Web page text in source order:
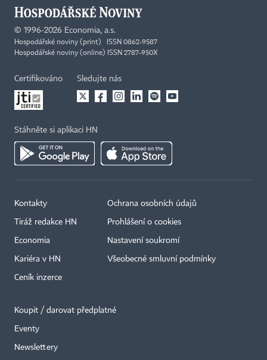
© 1996-2026 Economia, a.s.
Hospodářské noviny (print) ISSN 0862-9587
Hospodářské noviny (online) ISSN 2787-950X
Certifikováno Sledujte nás
Stáhněte si aplikaci HN
Kontakty
Tiráž redakce HN
Economia
Kariéra v HN
Ceník inzerce
Ochrana osobních údajů
Prohlášení o cookies
Nastavení soukromí
Všeobecné smluvní podmínky
Koupit / darovat předplatné
Eventy
Newslettery